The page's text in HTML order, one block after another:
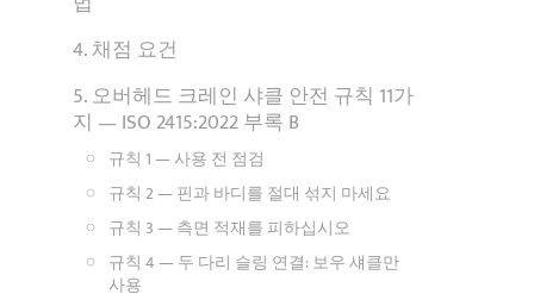
4. 채점 요건
5. 오버헤드 크레인 샤클 안전 규칙 11가
지 — ISO 2415:2022 부록 B
규칙 1 — 사용 전 점검
규칙 2 — 핀과 바디를 절대 섞지 마세요
규칙 3 — 측면 적재를 피하십시오
규칙 4 — 두 다리 슬링 연결: 보우 섀클만
사용